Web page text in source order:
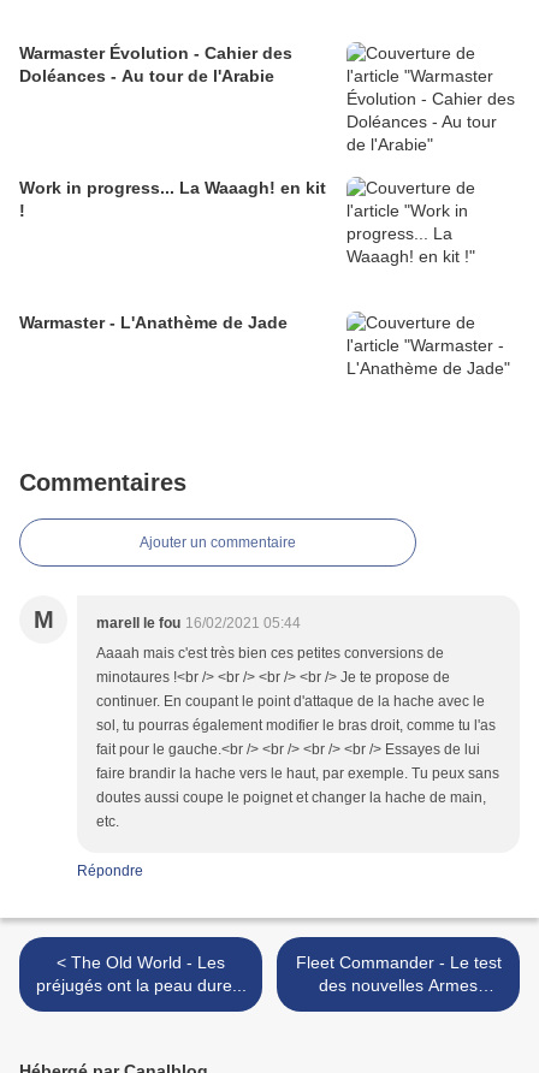
Warmaster Évolution - Cahier des
Doléances - Au tour de l'Arabie
Work in progress... La Waaagh! en kit
!
Warmaster - L'Anathème de Jade
Commentaires
Ajouter un commentaire
M marell le fou 16/02/2021 05:44
Aaaah mais c'est très bien ces petites conversions de
minotaures !<br /> <br /> <br /> <br /> Je te propose de
continuer. En coupant le point d'attaque de la hache avec le
sol, tu pourras également modifier le bras droit, comme tu l'as
fait pour le gauche.<br /> <br /> <br /> <br /> Essayes de lui
faire brandir la hache vers le haut, par exemple. Tu peux sans
doutes aussi coupe le poignet et changer la hache de main,
etc.
Répondre
< The Old World - Les
préjugés ont la peau dure...
Fleet Commander - Le test
des nouvelles Armes
Multipoint a commencé ! >